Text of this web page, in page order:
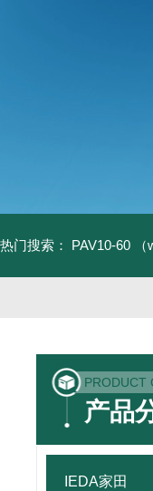
热门搜索： PAV10-60
PRODUCT
产品
IEDA家田